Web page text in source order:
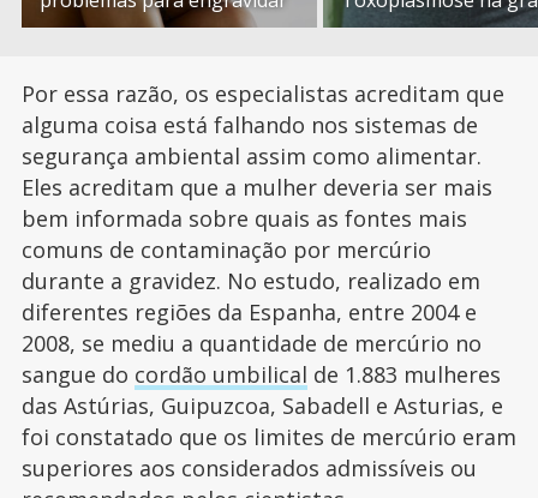
Por essa razão, os especialistas acreditam que
alguma coisa está falhando nos sistemas de
segurança ambiental assim como alimentar.
Eles acreditam que a mulher deveria ser mais
bem informada sobre quais as fontes mais
comuns de contaminação por mercúrio
durante a gravidez. No estudo, realizado em
diferentes regiões da Espanha, entre 2004 e
2008, se mediu a quantidade de mercúrio no
sangue do cordão umbilical de 1.883 mulheres
das Astúrias, Guipuzcoa, Sabadell e Asturias, e
foi constatado que os limites de mercúrio eram
superiores aos considerados admissíveis ou